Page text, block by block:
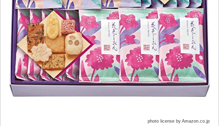
photo license by Amazon.co.jp